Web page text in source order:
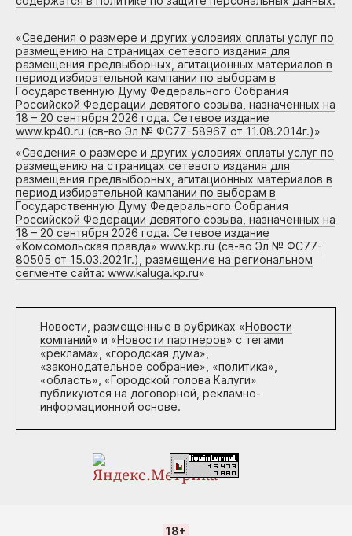
«Сведения о размере и других условиях оплаты услуг по
размещению на страницах сетевого издания для
размещения предвыборных, агитационных материалов в
период избирательной кампании по выборам в
Государственную Думу Федерального Собрания
Российской Федерации девятого созыва, назначенных на
18 – 20 сентября 2026 года. Сетевое издание
www.kp40.ru (св-во Эл № ФС77-58967 от 11.08.2014г.)»
«Сведения о размере и других условиях оплаты услуг по
размещению на страницах сетевого издания для
размещения предвыборных, агитационных материалов в
период избирательной кампании по выборам в
Государственную Думу Федерального Собрания
Российской Федерации девятого созыва, назначенных на
18 – 20 сентября 2026 года. Сетевое издание
«Комсомольская правда» www.kp.ru (св-во Эл № ФС77-
80505 от 15.03.2021г.), размещение на региональном
сегменте сайта: www.kaluga.kp.ru»
Новости, размещенные в рубриках «Новости
компаний» и «Новости партнеров» с тегами
«реклама», «городская дума»,
«законодательное собрание», «политика»,
«область», «Городской голова Калуги»
публикуются на договорной, рекламно-
информационной основе.
18+